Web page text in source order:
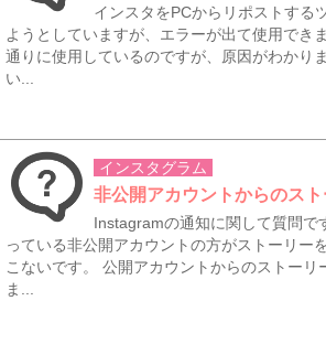
インスタをPCからリポストする
ようとしていますが、エラーが出て使用でき
通りに使用しているのですが、原因がわかり
い...
インスタグラム
非公開アカウントからのス
Instagramの通知に関して質問で
っている非公開アカウントの方がストーリー
こないです。 公開アカウントからのストーリ
ま...